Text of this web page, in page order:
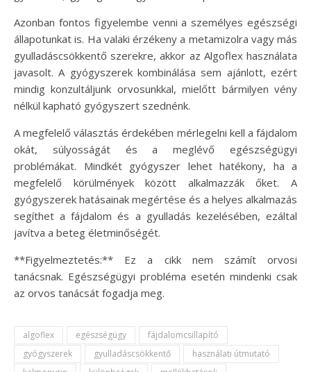
Azonban fontos figyelembe venni a személyes egészségi
állapotunkat is. Ha valaki érzékeny a metamizolra vagy más
gyulladáscsökkentő szerekre, akkor az Algoflex használata
javasolt. A gyógyszerek kombinálása sem ajánlott, ezért
mindig konzultáljunk orvosunkkal, mielőtt bármilyen vény
nélkül kapható gyógyszert szednénk.
A megfelelő választás érdekében mérlegelni kell a fájdalom
okát, súlyosságát és a meglévő egészségügyi
problémákat. Mindkét gyógyszer lehet hatékony, ha a
megfelelő körülmények között alkalmazzák őket. A
gyógyszerek hatásainak megértése és a helyes alkalmazás
segíthet a fájdalom és a gyulladás kezelésében, ezáltal
javítva a beteg életminőségét.
**Figyelmeztetés:** Ez a cikk nem számít orvosi
tanácsnak. Egészségügyi probléma esetén mindenki csak
az orvos tanácsát fogadja meg.
algoflex egészségügy
fájdalomcsillapító
gyógyszerek
gyulladáscsökkentő
használati útmutató